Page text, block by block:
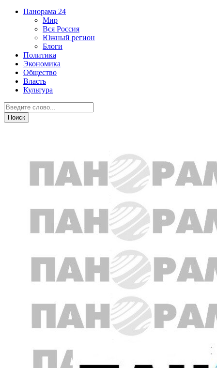
Панорама 24
Мир
Вся Россия
Южный регион
Блоги
Политика
Экономика
Общество
Власть
Культура